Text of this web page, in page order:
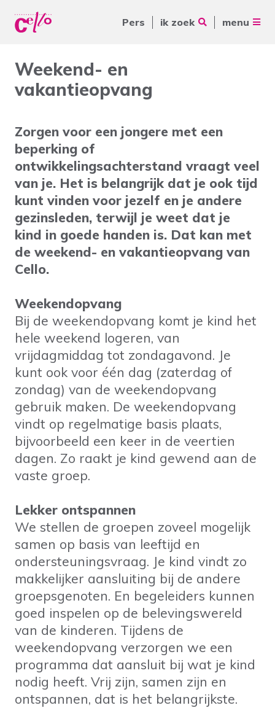
Pers ik zoek menu
Voor ouders & naasten
Voor verwijzers
Over Cello
werkenbijcello.nl
contact
Waar kunnen wij jou mee
Veelgebruikte zoektermen
Woonvormen Zorgaanbod
Weekend- en
vakantieopvang
Zorgen voor een jongere met een
beperking of
ontwikkelingsachterstand vraagt veel
van je. Het is belangrijk dat je ook tijd
kunt vinden voor jezelf en je andere
gezinsleden, terwijl je weet dat je
kind in goede handen is. Dat kan met
de weekend- en vakantieopvang van
Cello.
Weekendopvang
Bij de weekendopvang komt je kind het
hele weekend logeren, van
vrijdagmiddag tot zondagavond. Je
kunt ook voor één dag (zaterdag of
zondag) van de weekendopvang
gebruik maken. De weekendopvang
vindt op regelmatige basis plaats,
bijvoorbeeld een keer in de veertien
dagen. Zo raakt je kind gewend aan de
vaste groep.
Lekker ontspannen
We stellen de groepen zoveel mogelijk
samen op basis van leeftijd en
ondersteuningsvraag. Je kind vindt zo
makkelijker aansluiting bij de andere
groepsgenoten. En begeleiders kunnen
goed inspelen op de belevingswereld
van de kinderen. Tijdens de
weekendopvang verzorgen we een
programma dat aansluit bij wat je kind
nodig heeft. Vrij zijn, samen zijn en
ontspannen, dat is het belangrijkste.